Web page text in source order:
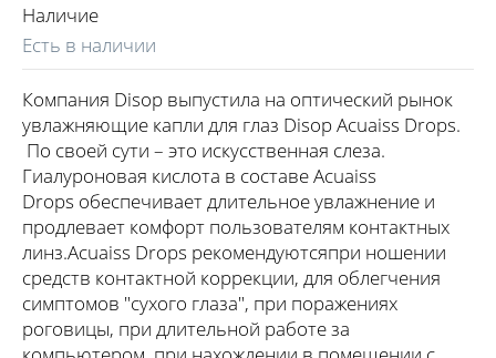
Наличие
Есть в наличии
Компания Disop выпустила на оптический рынок
увлажняющие капли для глаз Disop Acuaiss Drops.
По своей сути – это искусственная слеза.
Гиалуроновая кислота в составе Acuaiss
Drops обеспечивает длительное увлажнение и
продлевает комфорт пользователям контактных
линз.Acuaiss Drops рекомендуютсяпри ношении
средств контактной коррекции, для облегчения
симптомов "сухого глаза", при поражениях
роговицы, при длительной работе за